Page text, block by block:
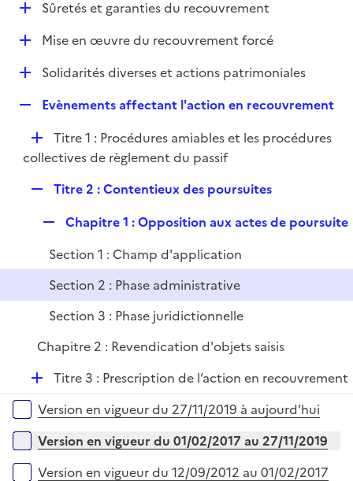
DSûretés et garanties du recouvrement
D
e
r
Mise en œuvre du recouvrement forcé
D
l
i
e
r
Solidarités diverses et actions patrimoniales
p
l
Evènements affectant l'action en recouvrement
D
é
r
Titre 1 : Procédures amiables et les procédures
collectives de règlement du passif
p
e
r
Titre 2 : Contentieux des poursuites
p
i
e
Chapitre 1 : Opposition aux actes de poursuite
Section 1 : Champ d'application
Section 2 : Phase administrative
Section 3 : Phase juridictionnelle
Chapitre 2 : Revendication d'objets saisis
D
é
p
l
i
e
Titre 3 : Prescription de l’action en recouvrement
Versions sur la période
Version en vigueur du 27/11/2019 à aujourd'hui
Version en vigueur du 01/02/2017 au 27/11/2019
Version en vigueur du 12/09/2012 au 01/02/2017